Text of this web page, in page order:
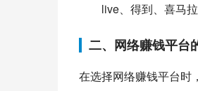
live、得到、喜马
二、网络赚钱平台
在选择网络赚钱平台时